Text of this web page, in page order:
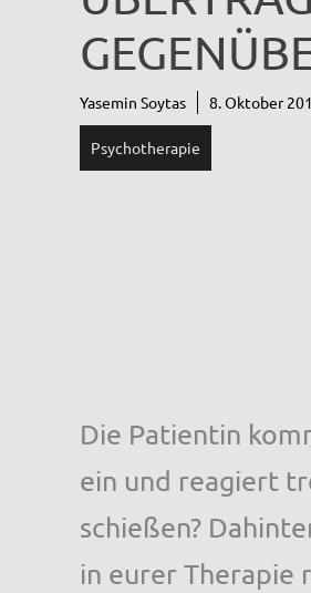
Yasemin Soytas 8. Oktober
Psychotherapie
Die Patientin
ein und reagiert
schießen?
in eurer Therapie